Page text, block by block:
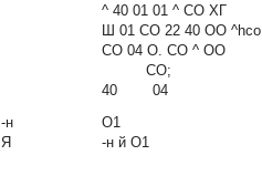
^ 40 01 01 ^ СО ХГ
Ш 01 СО 22 40 ОО ^һсо
СО 04 О. СО ^ ОО
СО;
40 04
-н
Я
О1
-н й О1